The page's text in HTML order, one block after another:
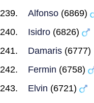
Alfonso (6869)
Isidro (6826)
Damaris (6777)
Fermin (6758)
Elvin (6721)